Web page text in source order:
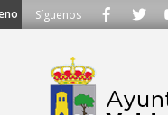
Síguenos